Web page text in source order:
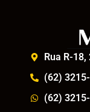
Rua R-
(62)
(62)